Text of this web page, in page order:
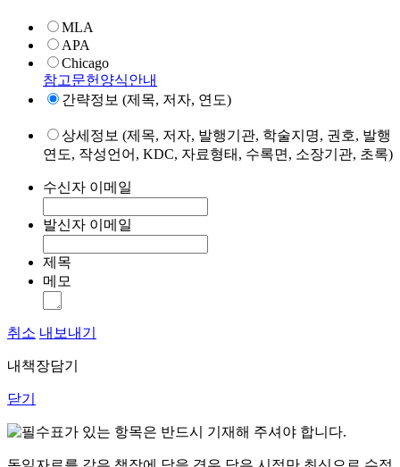
MLA
APA
Chicago
참고문헌양식안내
간략정보 (제목, 저자, 연도)
상세정보 (제목, 저자, 발행기관, 학술지명, 권호, 발행
연도, 작성언어, KDC, 자료형태, 수록면, 소장기관, 초록)
수신자 이메일
발신자 이메일
제목
메모
취소 내보내기
내책장담기
닫기
표가 있는 항목은 반드시 기재해 주셔야 합니다.